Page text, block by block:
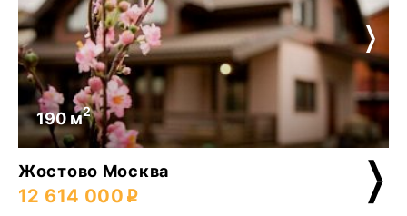
190 м2
Жостово Москва
12 614 000